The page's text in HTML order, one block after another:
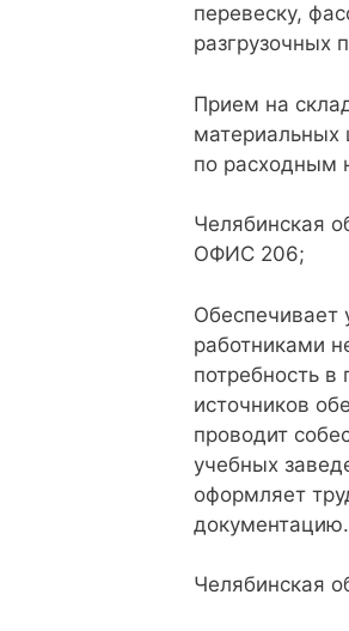
перевеску,
разгрузочных
Прием на
материальных
по расходным
Челябинская
ОФИС 206;
Обеспечивает
работниками
потребность
источников
проводит
учебных
оформляет
документацию.
Челябинская